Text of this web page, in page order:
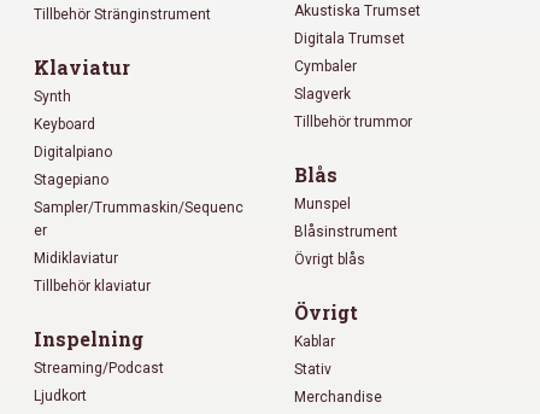
Tillbehör Stränginstrument
Klaviatur
Synth
Keyboard
Digitalpiano
Stagepiano
Sampler/Trummaskin/Sequenc
er
Midiklaviatur
Tillbehör klaviatur
Inspelning
Streaming/Podcast
Ljudkort
Akustiska Trumset
Digitala Trumset
Cymbaler
Slagverk
Tillbehör trummor
Blås
Munspel
Blåsinstrument
Övrigt blås
Övrigt
Kablar
Stativ
Merchandise